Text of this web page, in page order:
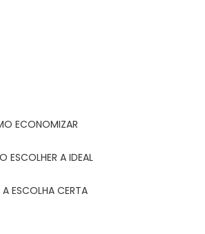
ECONOMIZAR
ESCOLHER A IDEAL
A ESCOLHA CERTA